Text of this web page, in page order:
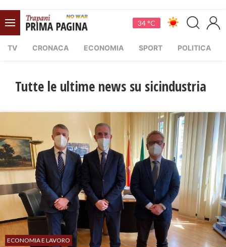
34 °C
TV CRONACA ECONOMIA SPORT POLITICA
Tutte le ultime news su sicindustria
ECONOMIA E LAVORO